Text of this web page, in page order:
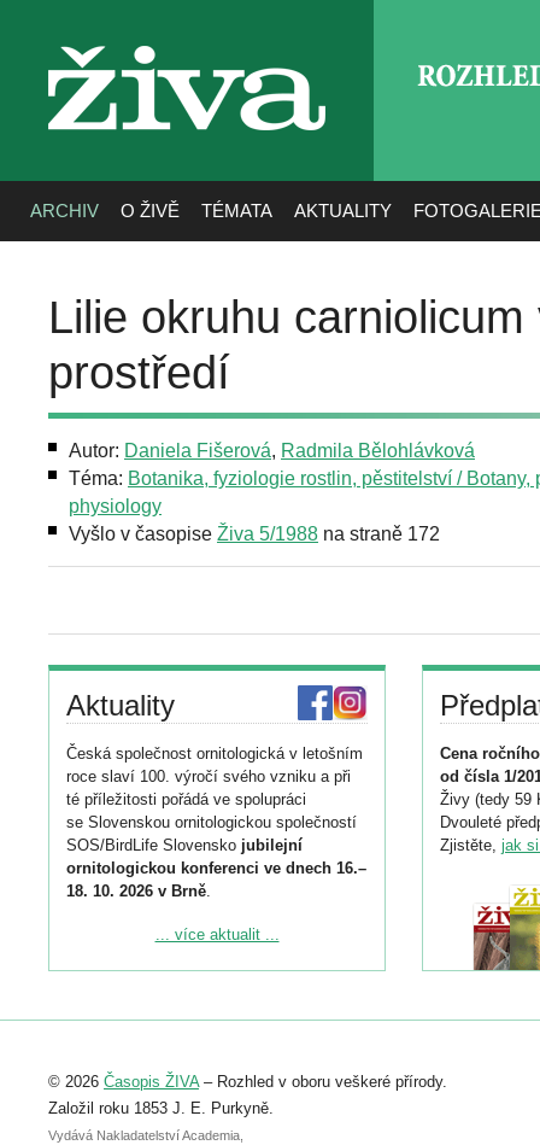
živa
ARCHIV O ŽIVĚ TÉMATA AKTUALITY
Lilie okruhu
prostředí
Autor: Daniela Fišerová, Radmila Bělohlávková
Téma: Botanika, fyziologie rostlin, pěstitelství / Botany,
physiology
Vyšlo v časopise Živa 5/1988 na straně 172
Aktuality
Česká společnost ornitologická v letošním
roce slaví 100. výročí svého vzniku a při
té příležitosti pořádá ve spolupráci
se Slovenskou ornitologickou společností
SOS/BirdLife Slovensko jubilejní
ornitologickou konferenci ve dnech 16.–
18. 10. 2026 v Brně.
Podrobnější informace ke konferenci
Registrovat se můžete do 6. září.
abstraktu přihlášené přednášky nebo
posteru je už 30. června.
... více aktualit ...
Cena
od čísla 1/
Živy (tedy 59
Dvouleté
Zjistěte, jak
© 2026 Časopis ŽIVA– Rozhled v oboru veškeré přírody.
Založil roku 1853 J. E. Purkyně.
Vydává Nakladatelství Academia,